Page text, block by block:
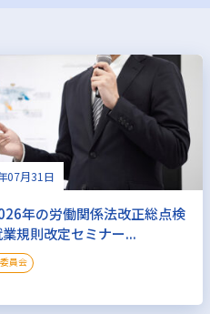
07月31日
年の労働関係法改正総点検
業規則改定セミナー...
員会